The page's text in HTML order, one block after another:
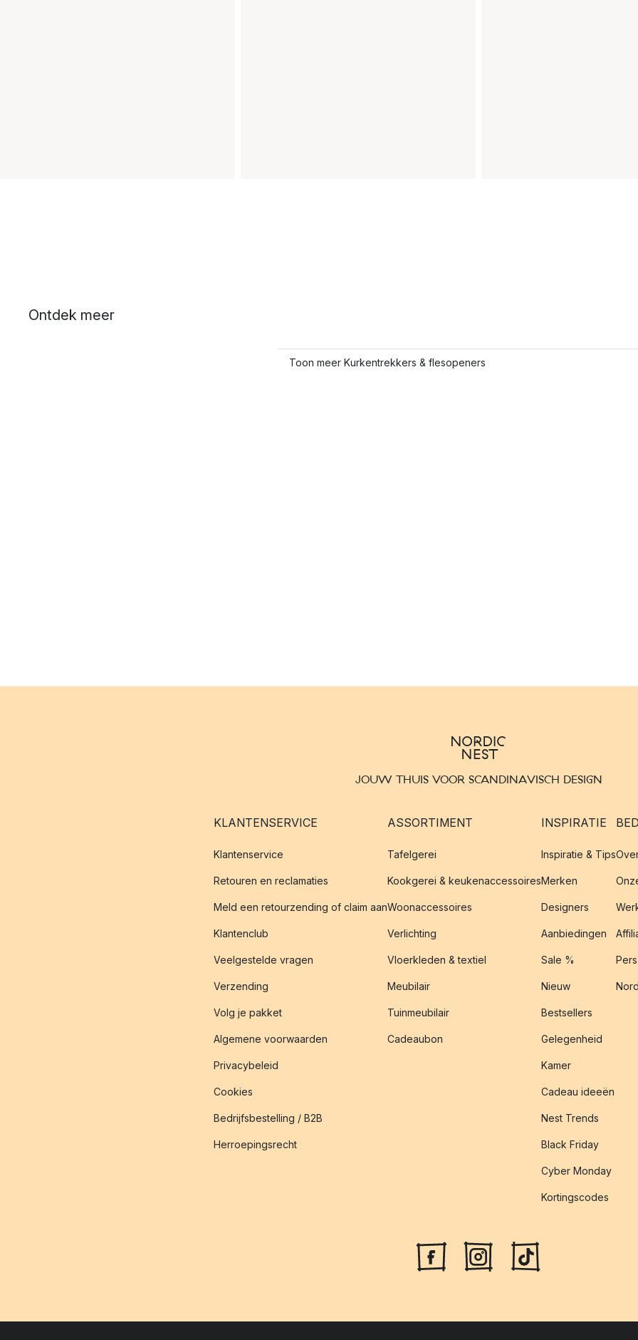
Ontdek meer
Toon meer Kurkentrekkers & flesopeners
JOUW THUIS VOOR SCANDINAVISCH DESIGN
KLANTENSERVICE
Klantenservice
Retouren en reclamaties
Meld een retourzending of claim aan
Klantenclub
Veelgestelde vragen
Verzending
Volg je pakket
Algemene voorwaarden
Privacybeleid
Cookies
Bedrijfsbestelling / B2B
Herroepingsrecht
ASSORTIMENT
Tafelgerei
Kookgerei & keukenaccessoires
Woonaccessoires
Verlichting
Vloerkleden & textiel
Meubilair
Tuinmeubilair
Cadeaubon
INSPIRATIE
Inspiratie & Tips
Merken
Designers
Aanbiedingen
Sale %
Nieuw
Bestsellers
Gelegenheid
Kamer
Cadeau ideeën
Nest Trends
Black Friday
Cyber Monday
Kortingscodes
Pers